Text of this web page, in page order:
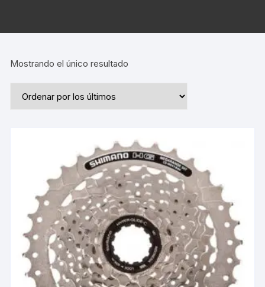
Mostrando el único resultado